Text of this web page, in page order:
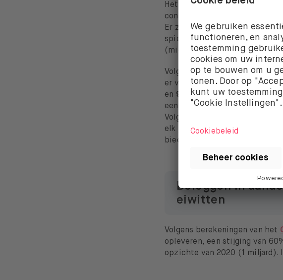
Het doel van vleesvervangers
conventioneel vlees na te
Er zijn drie hoofdcategorieën:
spieren en andere weefsels
(micro-organismen).
Volgens door het Good Food
er voor een hamburger op
en 96% minder land nodigzijn
een 90% lagere
Volgens schattingen van het
elk jaar boven haar stand; alle
bieden, zijn dan namelijk al
Beleggen in
eiwitten
Volgens berekeningen van het
opleveren, een stijging van
opzichte van 2020 (1 miljard).